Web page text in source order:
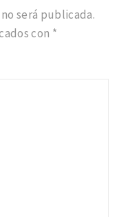
será publicada.
con *